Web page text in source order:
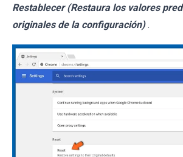
Restablecer (Restaura los valores
originales de la configuración) .